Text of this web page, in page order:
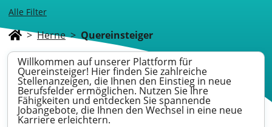
Alle Filter
> Herne > Quereinsteiger
Willkommen auf unserer Plattform für
Quereinsteiger! Hier finden Sie zahlreiche
Stellenanzeigen, die Ihnen den Einstieg in neue
Berufsfelder ermöglichen. Nutzen Sie Ihre
Fähigkeiten und entdecken Sie spannende
Jobangebote, die Ihnen den Wechsel in eine neue
Karriere erleichtern.